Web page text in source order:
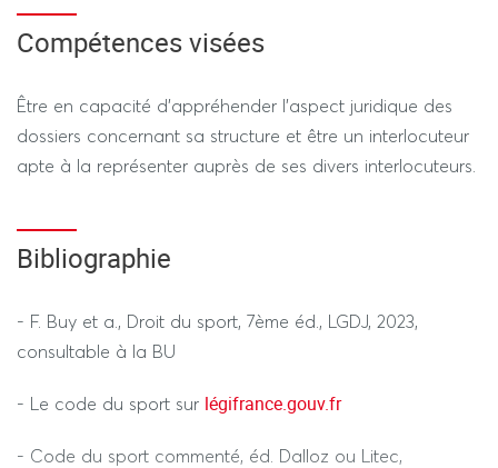
---------------- SESSION 2 ----------------
RÉGIME STANDARD / DÉROGATOIRE
Devoir sur table. Durée 1h30 (hors tiers temps)
Compétences visées
Être en capacité d’appréhender l’aspect juridique des
dossiers concernant sa structure et être un interlocuteur
apte à la représenter auprès de ses divers interlocuteurs.
Bibliographie
- F. Buy et a., Droit du sport, 7ème éd., LGDJ, 2023,
consultable à la BU
- Le code du sport sur légifrance.gouv.fr
- Code du sport commenté, éd. Dalloz ou Litec,